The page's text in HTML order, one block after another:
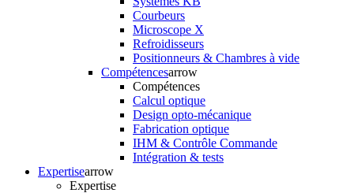
Courbeurs
Microscope X
Refroidisseurs
Positionneurs & Chambres à vide
Compétencesarrow
Compétences
Calcul optique
Design opto-mécanique
Fabrication optique
IHM & Contrôle Commande
Intégration & tests
Expertisearrow
Expertise